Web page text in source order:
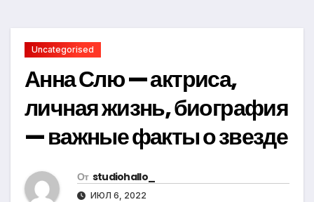
Uncategorised
Анна Слю — актриса,
личная жизнь, биография
— важные факты о звезде
От studiohallo_
ИЮЛ 6, 2022